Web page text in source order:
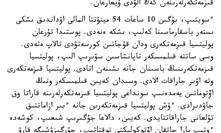
قىزمەتكەرلەرىنەن كەك الۋدى ۇيعارعان.
ءسويتىپ، بۇگىن 10 ساعات 54 مينۋتتا المالى اۋداندىق ىشكى
ىستەر باسقارماسىنا كەلىپ، ىشكە ەنەدى. پوستىدا تۇرعان
پوليتسيا قىزمەتكەرى ودان قۇجاتىن كورسەتۋدى تالاپ ەتەدى.
وسى ساتتە قىلمىسكەر تاپانشاسىن سۋىرىپ الىپ، پوليتسيا
قىزمەتكەرىنىڭ باسىنان جانە ىشىنەن اتادى. پوليتسيا قىزمەتكەرى
وتە اۋىر جاراقات الادى. وسىدان كەيىن قىلمىسكەر ونىڭ
اۆتوماتىن يەمدەنىپ سونداعى پوليتسيا قىزمەتكەرلەرىنە قاراتا وق
جاۋدىرادى. ءۇش پوليتسيا قىزمەتكەرىن جانە ءبىر ازاماتتىق
تۇلعانى جاراقاتتايدى. كەيىن، دالاعا جۇگىرىپ شىعىپ، كوشەدە